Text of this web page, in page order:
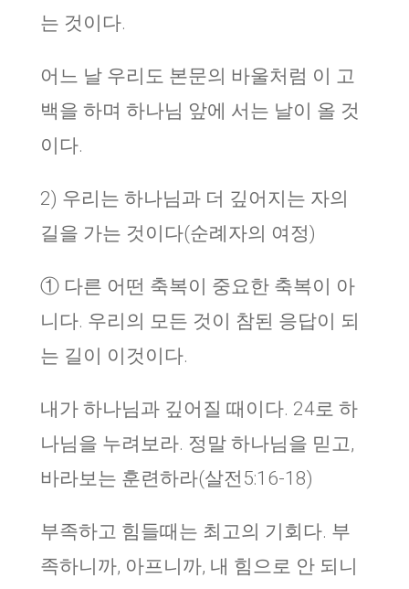
는 것이다.
어느 날 우리도 본문의 바울처럼 이 고
백을 하며 하나님 앞에 서는 날이 올 것
이다.
2) 우리는 하나님과 더 깊어지는 자의
길을 가는 것이다(순례자의 여정)
① 다른 어떤 축복이 중요한 축복이 아
니다. 우리의 모든 것이 참된 응답이 되
는 길이 이것이다.
내가 하나님과 깊어질 때이다. 24로 하
나님을 누려보라. 정말 하나님을 믿고,
바라보는 훈련하라(살전5:16-18)
부족하고 힘들때는 최고의 기회다. 부
족하니까, 아프니까, 내 힘으로 안 되니